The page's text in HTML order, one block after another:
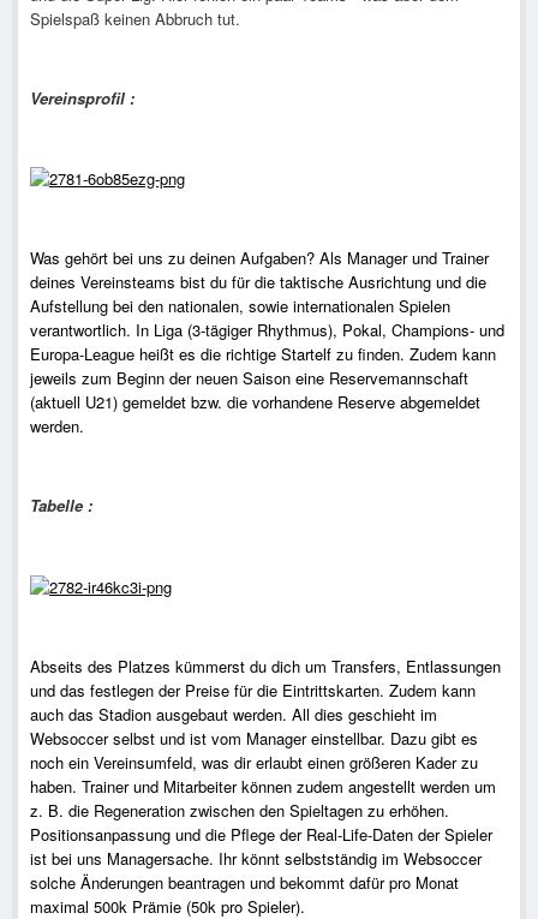
Spielspaß keinen Abbruch tut.
Vereinsprofil :
Was gehört bei uns zu deinen Aufgaben? Als Manager und Trainer
deines Vereinsteams bist du für die taktische Ausrichtung und die
Aufstellung bei den nationalen, sowie internationalen Spielen
verantwortlich. In Liga (3-tägiger Rhythmus), Pokal, Champions- und
Europa-League heißt es die richtige Startelf zu finden. Zudem kann
jeweils zum Beginn der neuen Saison eine Reservemannschaft
(aktuell U21) gemeldet bzw. die vorhandene Reserve abgemeldet
werden.
Tabelle :
Abseits des Platzes kümmerst du dich um Transfers, Entlassungen
und das festlegen der Preise für die Eintrittskarten. Zudem kann
auch das Stadion ausgebaut werden. All dies geschieht im
Websoccer selbst und ist vom Manager einstellbar. Dazu gibt es
noch ein Vereinsumfeld, was dir erlaubt einen größeren Kader zu
haben. Trainer und Mitarbeiter können zudem angestellt werden um
z. B. die Regeneration zwischen den Spieltagen zu erhöhen.
Positionsanpassung und die Pflege der Real-Life-Daten der Spieler
ist bei uns Managersache. Ihr könnt selbstständig im Websoccer
solche Änderungen beantragen und bekommt dafür pro Monat
maximal 500k Prämie (50k pro Spieler).